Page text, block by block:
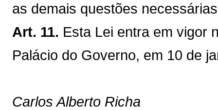
as demais questões
Art. 11. Esta Lei entra em vigor
Palácio do Governo, em 10 de
Carlos Alberto Richa